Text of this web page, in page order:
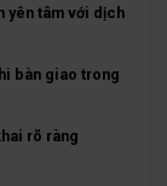
yên tâm với dịch
bàn giao trong
rõ ràng